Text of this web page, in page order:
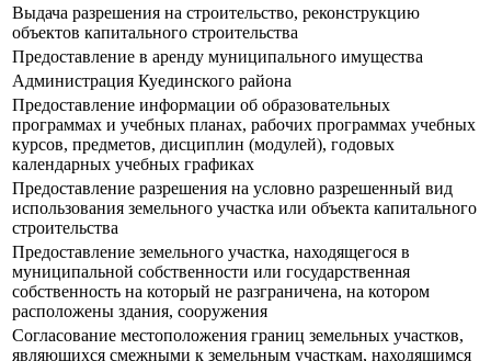
Выдача разрешения на строительство, реконструкцию
объектов капитального строительства
Предоставление в аренду муниципального имущества
Администрация Куединского района
Предоставление информации об образовательных
программах и учебных планах, рабочих программах учебных
курсов, предметов, дисциплин (модулей), годовых
календарных учебных графиках
Предоставление разрешения на условно разрешенный вид
использования земельного участка или объекта капитального
строительства
Предоставление земельного участка, находящегося в
муниципальной собственности или государственная
собственность на который не разграничена, на котором
расположены здания, сооружения
Согласование местоположения границ земельных участков,
являющихся смежными к земельным участкам, находящимся